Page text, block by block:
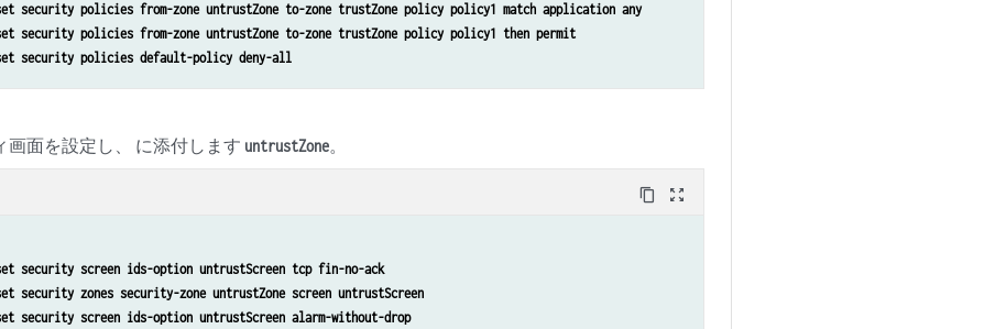
security policies from-zone untrustZone to-zone trustZone policy policy1 match application any
security policies from-zone untrustZone to-zone trustZone policy policy1 then permit
security policies default-policy deny-all
画面を設定し、 に添付します untrustZone
content_copy zoom_out_map
security screen ids-option untrustScreen tcp fin-no-ack
security zones security-zone untrustZone screen untrustScreen
security screen ids-option untrustScreen alarm-without-drop